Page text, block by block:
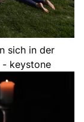
sich in der
- keystone